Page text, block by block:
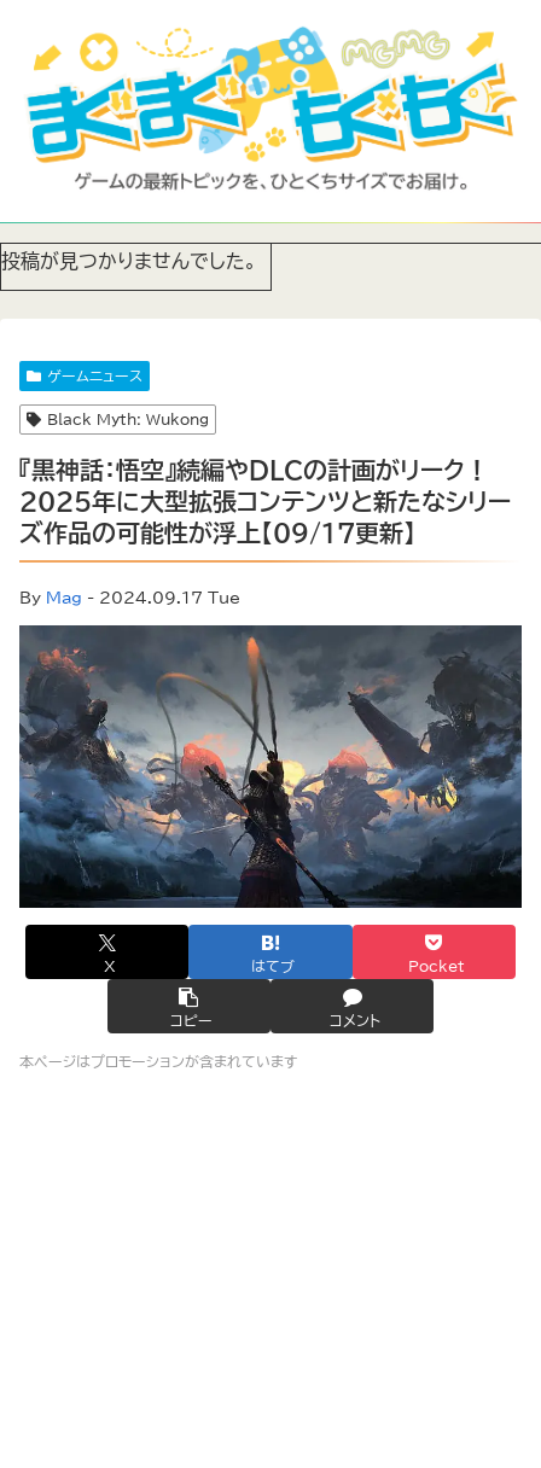
投稿が見つかりませんでした。
ゲームニュース
Black Myth: Wukong
『黒神話：悟空』続編やDLCの計画がリーク！
2025年に大型拡張コンテンツと新たなシリー
ズ作品の可能性が浮上【09/17更新】
By Mag - 2024.09.17 Tue
X はてブ Pocket
コピー コメント
本ページはプロモーションが含まれています